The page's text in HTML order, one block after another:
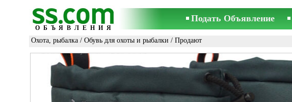
ОБЪЯВЛЕНИЯ
Подать Объявление
Охота, рыбалка / Обувь для охоты и рыбалки / Продают